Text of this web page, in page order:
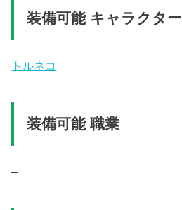
装備可能 キャラクター
トルネコ
装備可能 職業
–